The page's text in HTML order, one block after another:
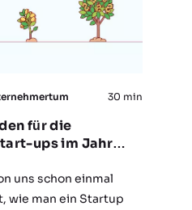
30 min
für die
ups im Jahr
uns schon einmal
wie man ein Startup